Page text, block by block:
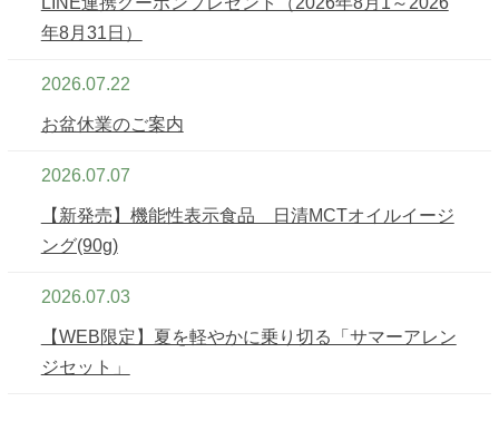
年8月31日）
2026.07.22
お盆休業のご案内
2026.07.07
【新発売】機能性表示食品 日清MCTオイルイージ
ング(90g)
2026.07.03
【WEB限定】夏を軽やかに乗り切る「サマーアレン
ジセット」